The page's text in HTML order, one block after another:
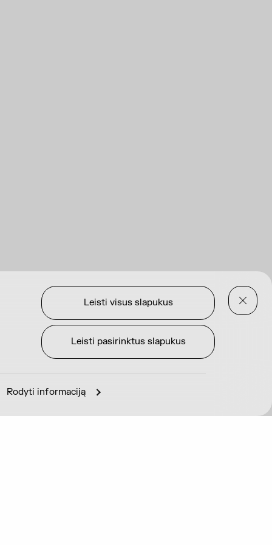
Rodyti informaciją
Leisti visus slapukus
Leisti pasirinktus slapukus